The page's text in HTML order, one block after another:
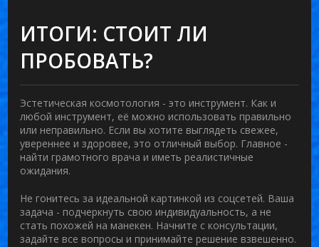
ИТОГИ: СТОИТ ЛИ
ПРОБОВАТЬ?
Эстетическая космотология - это инструмент. Как и
любой инструмент, её можно использовать правильно
или неправильно. Если вы хотите выглядеть свежее,
увереннее и здоровее, это отличный выбор. Главное -
найти грамотного врача и иметь реалистичные
ожидания.
Не гонитесь за идеальной картинкой из соцсетей. Ваша
задача - подчеркнуть свою индивидуальность, а не
стать похожей на манекен. Начните с консультации,
задайте все вопросы и принимайте решение взвешенно.